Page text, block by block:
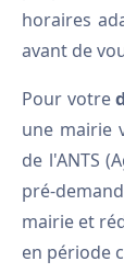
horaires
avant de
Pour votre
une mairie
de l'ANTS
pré-
mairie et
en période